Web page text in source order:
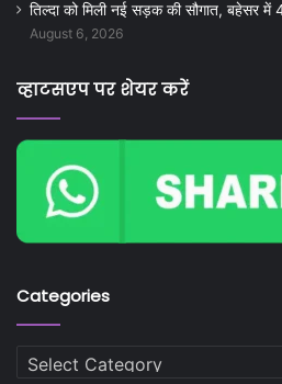
तिल्दा को मिली नई सड़क की सौगात, बहेसर में
August 6, 2026
व्हाटसएप पर शेयर करें
Categories
Categories